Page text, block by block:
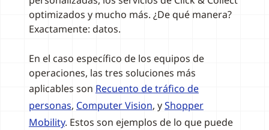
optimizados y mucho más. ¿De qué manera?
Exactamente: datos.
En el caso específico de los equipos de
operaciones, las tres soluciones más
aplicables son Recuento de tráfico de
personas, Computer Vision, yShopper
Mobility. Estos son ejemplos de lo que puede